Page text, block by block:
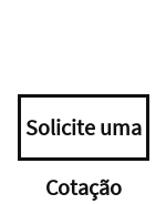
Solicite uma
Cotação